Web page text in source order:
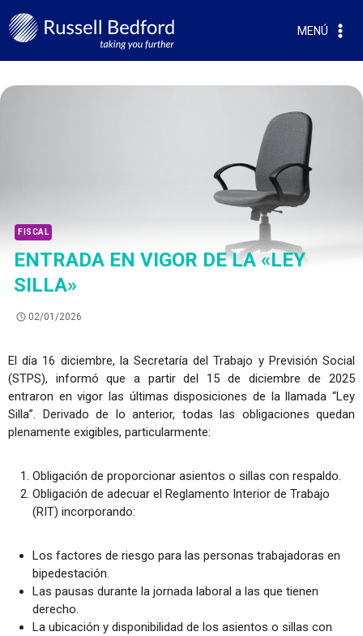
MENÚ
FISCAL
ENTRADA EN VIGOR DE LA «LEY
SILLA»
02/01/2026
El día 16 diciembre, la Secretaría del Trabajo y Previsión Social
(STPS), informó que a partir del 15 de diciembre de 2025
entraron en vigor las últimas disposiciones de la llamada “Ley
Silla”. Derivado de lo anterior, todas las obligaciones quedan
plenamente exigibles, particularmente:
Obligación de proporcionar asientos o sillas con respaldo.
Obligación de adecuar el Reglamento Interior de Trabajo
(RIT) incorporando:
Los factores de riesgo para las personas trabajadoras en
bipedestación.
Las pausas durante la jornada laboral a las que tienen
derecho.
La ubicación y disponibilidad de los asientos o sillas con